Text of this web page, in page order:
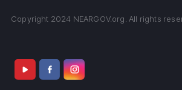
Copyright 2024 NEARGOV.org. All rights